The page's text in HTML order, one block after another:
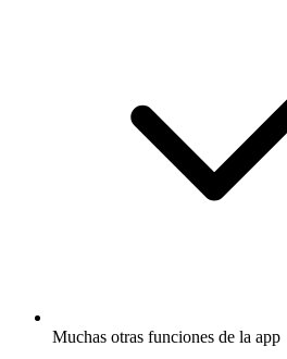
Muchas otras funciones de la app